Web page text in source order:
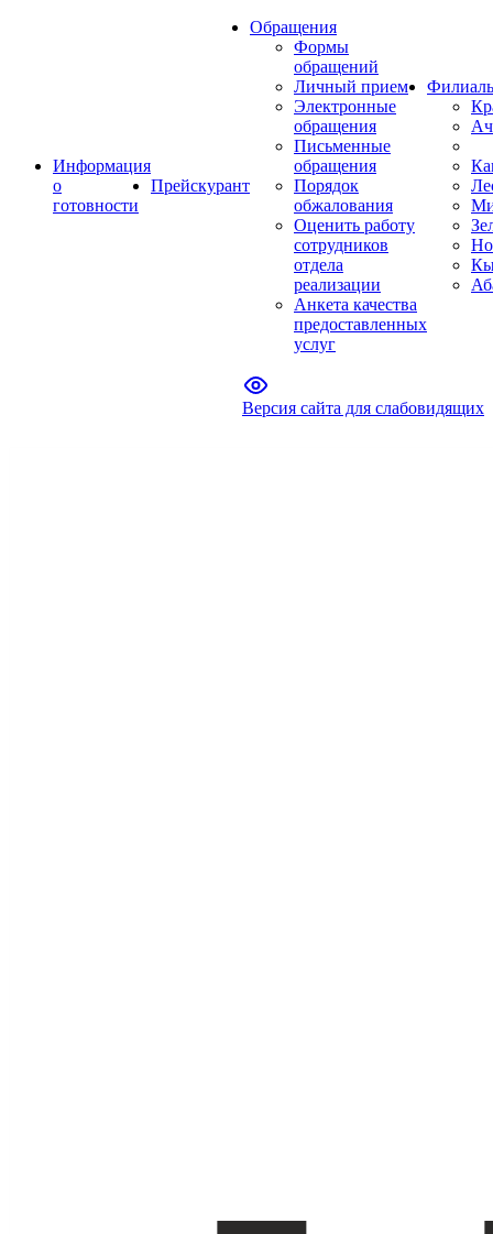
Информация
о
готовности
Прейскурант
Обращения
Формы
обращений
Личный прием
Электронные
обращения
Письменные
обращения
Порядок
обжалования
Оценить работу
сотрудников
отдела
реализации
Анкета качества
предоставленных
услуг
Версия сайта для слабовидящих